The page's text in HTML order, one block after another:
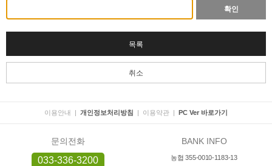
확인
목록
취소
이용안내 | 개인정보처리방침 | 이용약관 | PC Ver 바로가기
문의전화
033-336-3200
BANK INFO
농협 355-0010-1183-13